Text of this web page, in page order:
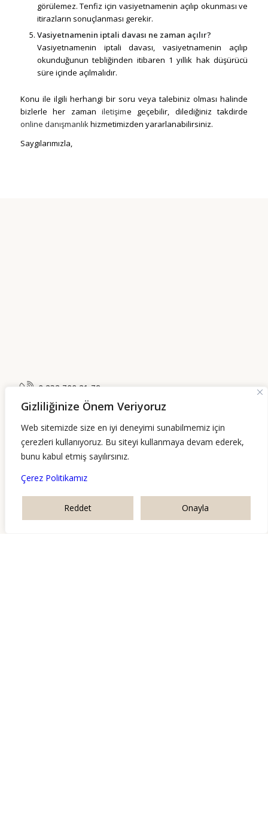
Gizliliğinize Önem Veriyoruz
Web sitemizde size en iyi deneyimi sunabilmemiz için
çerezleri kullanıyoruz. Bu siteyi kullanmaya devam ederek,
bunu kabul etmiş sayılırsınız.
Çerez Politikamız
Reddet Onayla
görülemez. Tenfiz için vasiyetnamenin açılıp okunması ve
itirazların sonuçlanması gerekir.
Vasiyetnamenin iptali davası ne zaman açılır?
Vasiyetnamenin iptali davası, vasiyetnamenin açılıp
okunduğunun tebliğinden itibaren 1 yıllık hak düşürücü
süre içinde açılmalıdır.
Konu ile ilgili herhangi bir soru veya talebiniz olması halinde
bizlerle her zaman iletişime geçebilir, dilediğiniz takdirde
online danışmanlıkhizmetimizden yararlanabilirsiniz.
Saygılarımızla,
0 232 700 21 79
Akdeniz Mahallesi No: 120 Alsancak-Konak /
İzmir
info@gozdeyavuzer.com